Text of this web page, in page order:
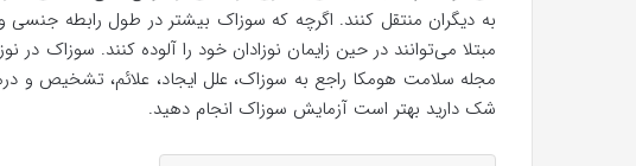
به دیگران منتقل کنند. اگرچه که سوزاک بیشتر در طول رابطه جنسی
مبتلا می‌توانند در حین زایمان نوزادان خود را آلوده کنند. سوزاک در
مجله سلامت هومکا راجع به سوزاک، علل ایجاد، علائم، تشخیص و
شک دارید بهتر است آزمایش سوزاک انجام دهید.